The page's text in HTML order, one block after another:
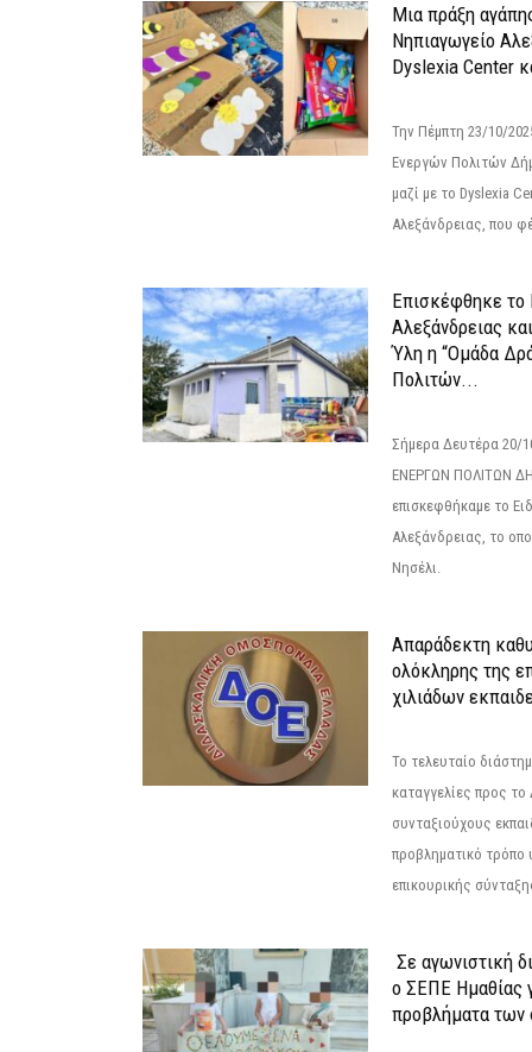
Μια πράξη
Νηπιαγωγείο
Dyslexia Center
Την Πέμπτη 23/10/
Ενεργών Πολιτών
μαζί με το Dyslexia
Αλεξάνδρειας, που
Επισκέφθηκε το
Αλεξάνδρειας
Ύλη η “Ομάδα
Πολιτών...
Σήμερα Δευτέρα
ΕΝΕΡΓΩΝ ΠΟΛΙΤΩΝ
επισκεφθήκαμε το
Αλεξάνδρειας, το
Νησέλι.
Απαράδεκτη
ολόκληρης της
χιλιάδων
Το τελευταίο
καταγγελίες προς
συνταξιούχους
προβληματικό τρόπο
επικουρικής
Σε αγωνιστική
ο ΣΕΠΕ Ημαθίας
προβλήματα των